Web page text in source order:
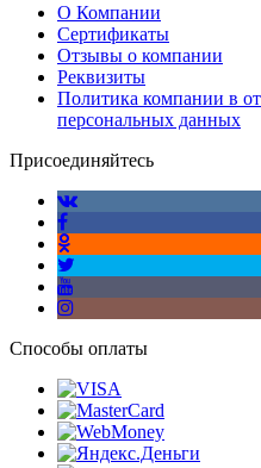
О Компании
Сертификаты
Отзывы о компании
Реквизиты
Политика компании в
персональных данных
Присоединяйтесь
Способы оплаты